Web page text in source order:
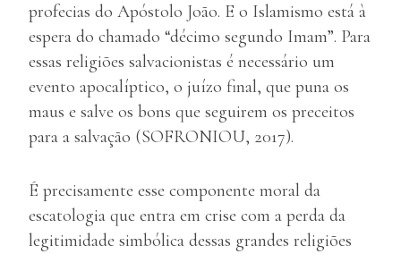
profecias do Apóstolo João. E o Islamismo está à
espera do chamado “décimo segundo Imam”. Para
essas religiões salvacionistas é necessário um
evento apocalíptico, o juízo final, que puna os
maus e salve os bons que seguirem os preceitos
para a salvação (SOFRONIOU, 2017).
É precisamente esse componente moral da
escatologia que entra em crise com a perda da
legitimidade simbólica dessas grandes religiões